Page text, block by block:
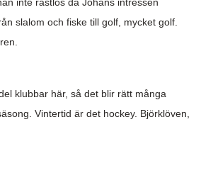
inte rastlös då Johans intressen
slalom och fiske till golf, mycket golf.
klubbar här, så det blir rätt många
Vintertid är det hockey. Björklöven,